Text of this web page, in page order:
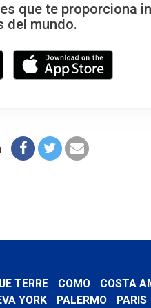
que te proporciona
del mundo.
TERRE COMO COSTA
YORK PALERMO PARIS